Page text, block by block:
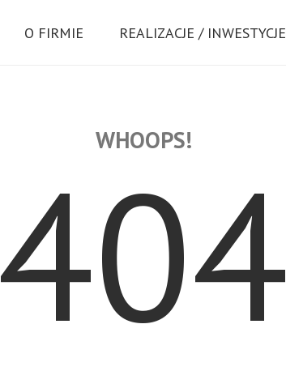
O FIRMIE REALIZACJE / INWESTYCJE
WHOOPS!
404